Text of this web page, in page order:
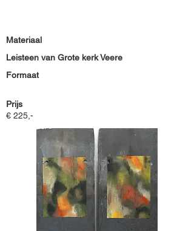
Materiaal
Leisteen van Grote kerk Veere
Formaat
Prijs
€ 225,-